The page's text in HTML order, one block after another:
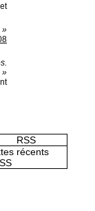
»
»
RSS
récents